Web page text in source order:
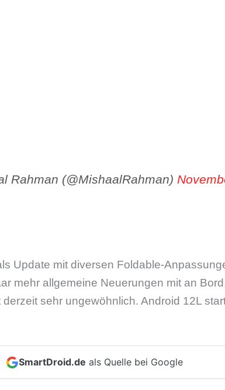
Rahman (@MishaalRahman)
Update mit diversen Foldable-
mehr allgemeine Neuerungen mit an
sehr ungewöhnlich. Android 12L
SmartDroid.de als Quelle bei Google